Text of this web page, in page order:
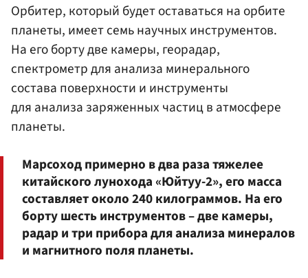
Орбитер, который будет оставаться на орбите
планеты, имеет семь научных инструментов.
На его борту две камеры, георадар,
спектрометр для анализа минерального
состава поверхности и инструменты
для анализа заряженных частиц в атмосфере
планеты.
Марсоход примерно в два раза тяжелее
китайского лунохода «Юйтуу-2», его масса
составляет около 240 килограммов. На его
борту шесть инструментов – две камеры,
радар и три прибора для анализа минералов
и магнитного поля планеты.